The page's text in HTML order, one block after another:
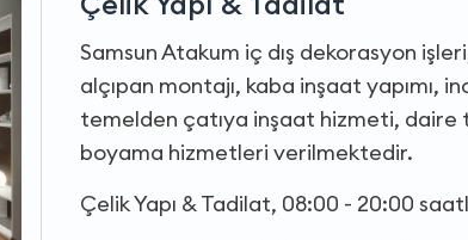
Samsun Atakum iç dış dekorasyon
alçıpan montajı, kaba inşaat
temelden çatıya inşaat hizmeti, daire
boyama hizmetleri verilmektedir.
Çelik Yapı & Tadilat, 08:00 - 20:00